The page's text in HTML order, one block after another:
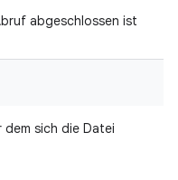
abgeschlossen ist
sich die Datei